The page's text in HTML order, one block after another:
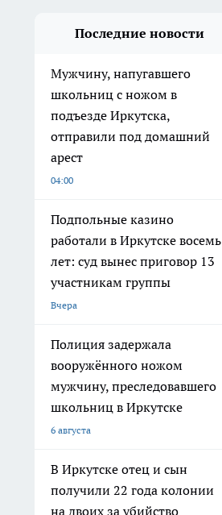
Последние новости
Мужчину, напугавшего
школьниц с ножом в
подъезде Иркутска,
отправили под домашний
арест
04:00
Подпольные казино
работали в Иркутске восемь
лет: суд вынес приговор 13
участникам группы
Вчера
Полиция задержала
вооружённого ножом
мужчину, преследовавшего
школьниц в Иркутске
6 августа
В Иркутске отец и сын
получили 22 года колонии
на двоих за убийство